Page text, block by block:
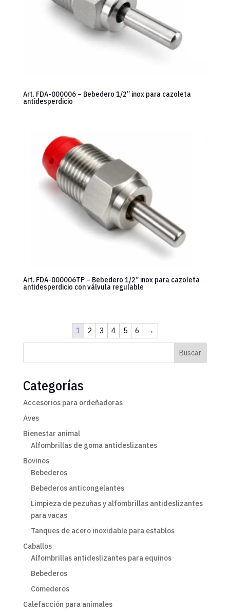
Art. FDA-000006 – Bebedero 1/2” inox para cazoleta
antidesperdicio
Art. FDA-000006TP – Bebedero 1/2” inox para cazoleta
antidesperdicio con válvula regulable
1 2 3 4 5 6 →
Buscar
Categorías
Accesorios para ordeñadoras
Aves
Bienestar animal
Alfombrillas de goma antideslizantes
Bovinos
Bebederos
Bebederos anticongelantes
Limpieza de pezuñas y alfombrillas antideslizantes
para vacas
Tanques de acero inoxidable para establos
Caballos
Alfombrillas antideslizantes para equinos
Bebederos
Comederos
Calefacción para animales